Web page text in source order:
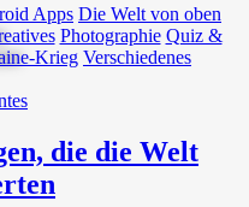
Apps Die Welt von oben
Photographie Quiz &
Krieg Verschiedenes
die die Welt